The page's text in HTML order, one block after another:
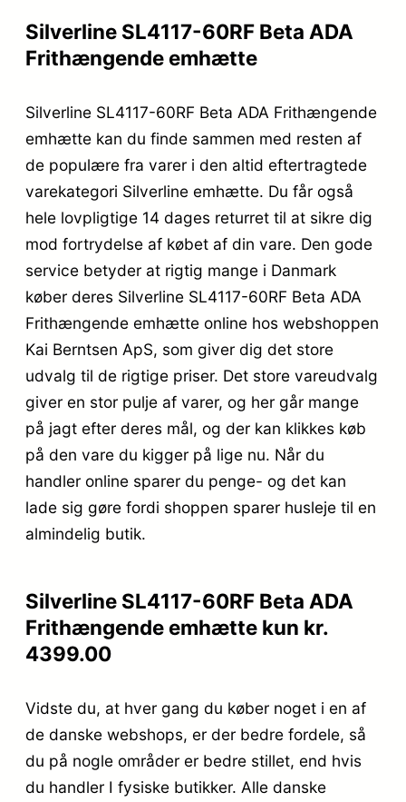
Silverline SL4117-60RF Beta ADA
Frithængende emhætte
Silverline SL4117-60RF Beta ADA Frithængende
emhætte kan du finde sammen med resten af
de populære fra varer i den altid eftertragtede
varekategori Silverline emhætte. Du får også
hele lovpligtige 14 dages returret til at sikre dig
mod fortrydelse af købet af din vare. Den gode
service betyder at rigtig mange i Danmark
køber deres Silverline SL4117-60RF Beta ADA
Frithængende emhætte online hos webshoppen
Kai Berntsen ApS, som giver dig det store
udvalg til de rigtige priser. Det store vareudvalg
giver en stor pulje af varer, og her går mange
på jagt efter deres mål, og der kan klikkes køb
på den vare du kigger på lige nu. Når du
handler online sparer du penge- og det kan
lade sig gøre fordi shoppen sparer husleje til en
almindelig butik.
Silverline SL4117-60RF Beta ADA
Frithængende emhætte kun kr.
4399.00
Vidste du, at hver gang du køber noget i en af
de danske webshops, er der bedre fordele, så
du på nogle områder er bedre stillet, end hvis
du handler I fysiske butikker. Alle danske